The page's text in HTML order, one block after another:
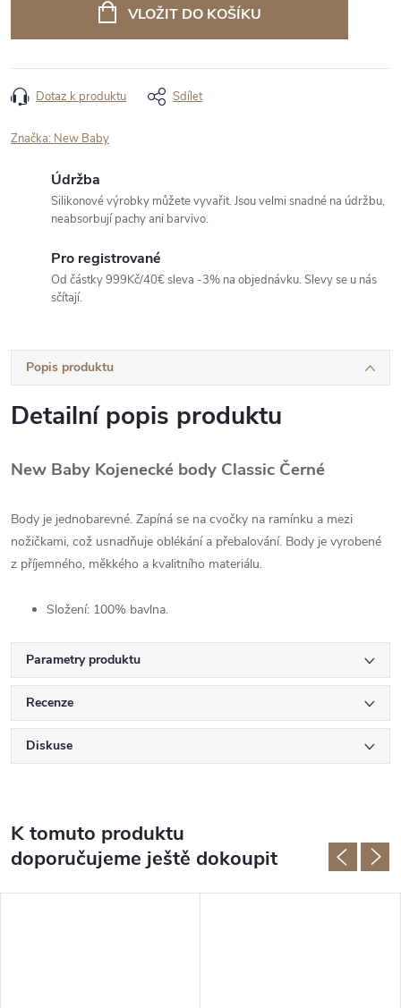
VLOŽIT DO KOŠÍKU
Dotaz k produktu Sdílet
Značka: New Baby
Údržba
Silikonové výrobky můžete vyvařit. Jsou velmi snadné na údržbu,
neabsorbují pachy ani barvivo.
Pro registrované
Od částky 999Kč/40€ sleva -3% na objednávku. Slevy se u nás
sčítají.
Popis produktu
Detailní popis produktu
New Baby Kojenecké body Classic Černé
Body je jednobarevné. Zapíná se na cvočky na ramínku a mezi
nožičkami, což usnadňuje oblékání a přebalování. Body je vyrobené
z příjemného, měkkého a kvalitního materiálu.
Složení: 100% bavlna.
Parametry produktu
Recenze
Diskuse
K tomuto produktu
doporučujeme ještě dokoupit